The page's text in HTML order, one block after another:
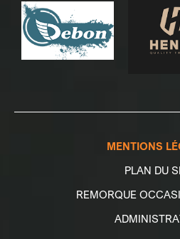
MENTIONS
PLAN DU
REMORQUE